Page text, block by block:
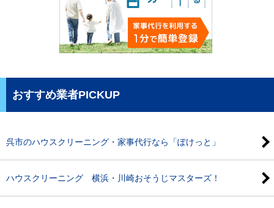
おすすめ業者PICKUP
呉市のハウスクリーニング・家事代行なら「ぽけっと」
ハウスクリーニング 横浜・川崎おそうじマスターズ！